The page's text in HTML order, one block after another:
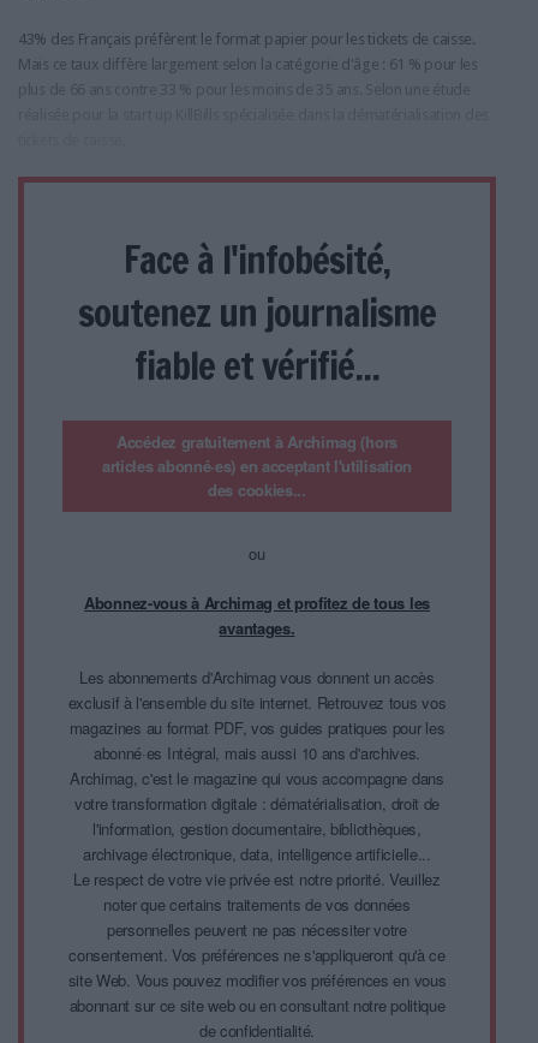
43% des Français préfèrent le format papier pour les tickets de caisse.
Mais ce taux diffère largement selon la catégorie d'âge : 61 % pour les
plus de 66 ans contre 33 % pour les moins de 35 ans. Selon une étude
Face à l'infobésité,
soutenez un journalisme
fiable et vérifié...
Accédez gratuitement à Archimag (hors
articles abonné·es) en acceptant l'utilisation
des cookies...
ou
Abonnez-vous à Archimag et profitez de tous les
avantages.
Les abonnements d'Archimag vous donnent un accès
exclusif à l'ensemble du site internet. Retrouvez tous vos
magazines au format PDF, vos guides pratiques pour les
abonné·es Intégral, mais aussi 10 ans d'archives.
Archimag, c'est le magazine qui vous accompagne dans
votre transformation digitale : dématérialisation, droit de
l'information, gestion documentaire, bibliothèques,
archivage électronique, data, intelligence artificielle...
Le respect de votre vie privée est notre priorité. Veuillez
noter que certains traitements de vos données
personnelles peuvent ne pas nécessiter votre
consentement. Vos préférences ne s'appliqueront qu'à ce
site Web. Vous pouvez modifier vos préférences en vous
abonnant sur ce site web ou en consultant notre politique
de confidentialité.